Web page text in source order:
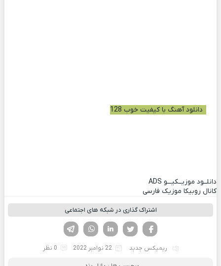
دانلود آهنگ با کیفیت خوب 128
دانلــود موزیــکیـــو ADS
کانال روبیکا موزیک فارسی
اشتراک گذاری در شبکه های اجتماعی
لینکدین تویتر
فیسوک
ریمیکس جدبد 22 نوامبر 2022 0 نظر